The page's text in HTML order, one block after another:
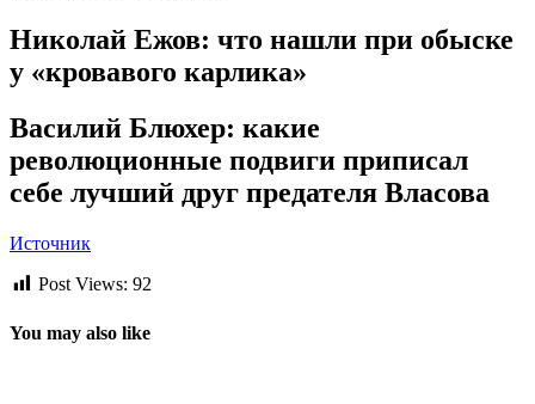
Николай Ежов: что нашли при обыске
у «кровавого карлика»
Василий Блюхер: какие
революционные подвиги приписал
себе лучший друг предателя Власова
Источник
Post Views: 92
You may also like